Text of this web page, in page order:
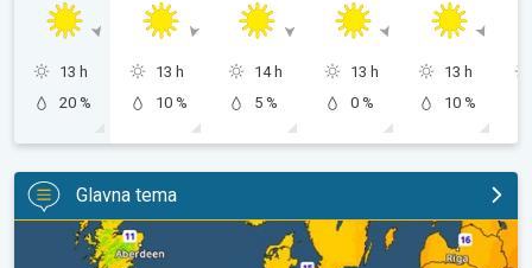
13 h
20 %
13 h
10 %
14 h
5 %
13 h
0 %
13 h
10 %
Glavna tema
Hladnije noći pred nama. Zapadna-središnja Europa. . .